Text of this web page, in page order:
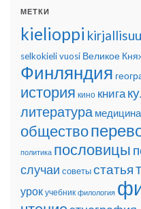
МЕТКИ
kielioppi
selkokielivuosi Великое
Финляндия
история кино книга
литература медицина
общество
политика пословицы
случаи советыстатья
урок учебник филология